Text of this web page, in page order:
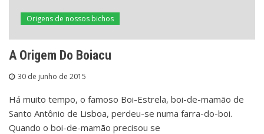
Origens de nossos bichos
A Origem Do Boiacu
30 de junho de 2015
Há muito tempo, o famoso Boi-Estrela, boi-de-mamão de
Santo Antônio de Lisboa, perdeu-se numa farra-do-boi.
Quando o boi-de-mamão precisou se